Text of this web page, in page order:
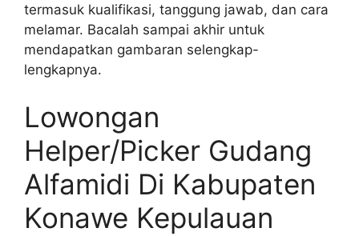
termasuk kualifikasi, tanggung jawab, dan cara
melamar. Bacalah sampai akhir untuk
mendapatkan gambaran selengkap-
lengkapnya.
Lowongan
Helper/Picker Gudang
Alfamidi Di Kabupaten
Konawe Kepulauan